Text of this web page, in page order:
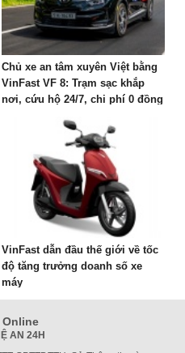
Chủ xe an tâm xuyên Việt bằng
VinFast VF 8: Trạm sạc khắp
nơi, cứu hộ 24/7, chi phí 0 đồng
VinFast dẫn đầu thế giới về tốc
độ tăng trưởng doanh số xe
máy
Online
AN 24H